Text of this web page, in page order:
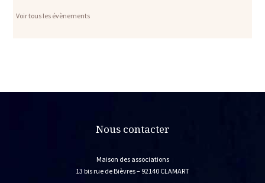
Voir tous les évènements
Nous contacter
Maison des associations
13 bis rue de Bièvres – 92140 CLAMART